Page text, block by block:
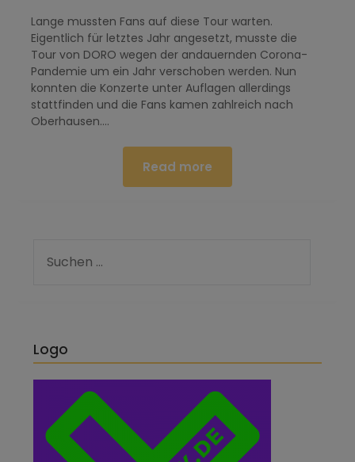
Lange mussten Fans auf diese Tour warten.
Eigentlich für letztes Jahr angesetzt, musste die
Tour von DORO wegen der andauernden Corona-
Pandemie um ein Jahr verschoben werden. Nun
konnten die Konzerte unter Auflagen allerdings
stattfinden und die Fans kamen zahlreich nach
Oberhausen….
Read more
Logo